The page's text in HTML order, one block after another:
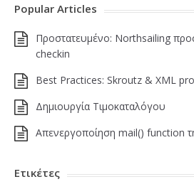
Popular Articles
Πρoστατευμένο: Northsailing
checkin
Best Practices: Skroutz & XML
Δημιουργία Τιμοκαταλόγου
Απενεργοποίηση mail() function
Ετικέτες